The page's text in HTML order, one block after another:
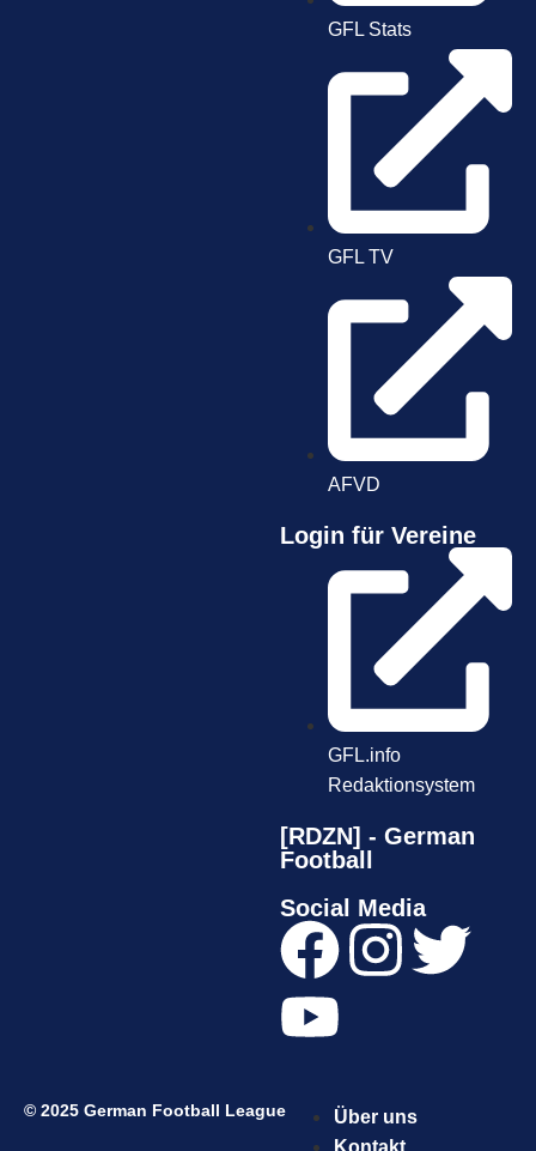
GFL Stats
GFL TV
AFVD
Login für Vereine
GFL.info
Redaktionsystem
[RDZN] - German
Football
Social Media
© 2025 German Football League
Über uns